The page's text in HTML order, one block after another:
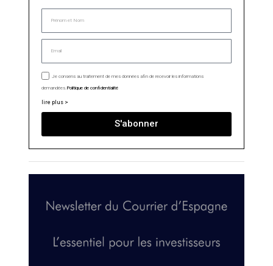
Je consens au traitement de mes données afin de recevoir les informations
demandées. Politique de confidentialité
lire plus >
S'abonner